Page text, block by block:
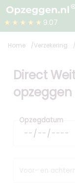
★★★★★ 9.07
Home Verzekering
Direct
opzeggen
Opzegdatum
Voor- en